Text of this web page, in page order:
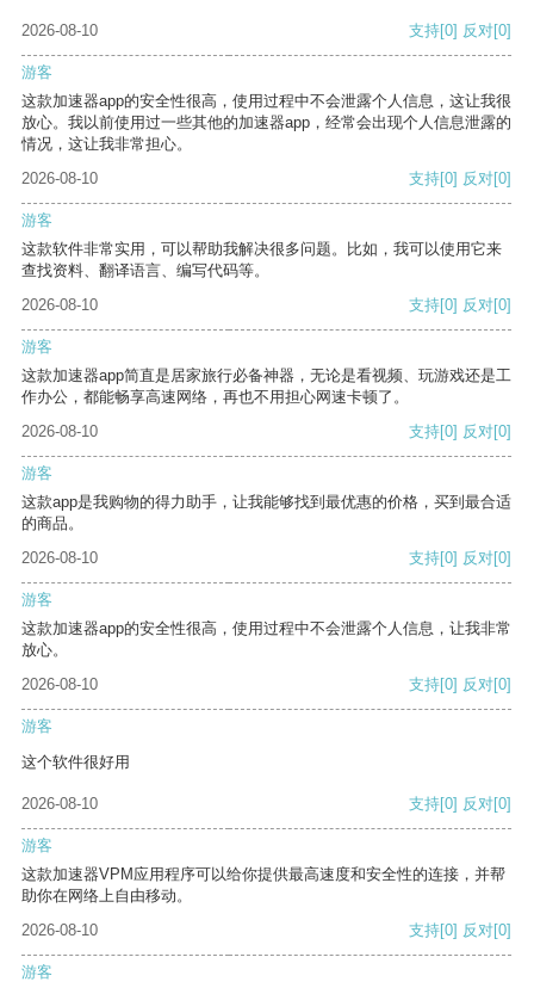
2026-08-10 支持[0] 反对[0]
游客
这款加速器app的安全性很高，使用过程中不会泄露个人信息，这让我很
放心。我以前使用过一些其他的加速器app，经常会出现个人信息泄露的
情况，这让我非常担心。
2026-08-10
支持[0] 反对[0]
游客
这款软件非常实用，可以帮助我解决很多问题。比如，我可以使用它来
查找资料、翻译语言、编写代码等。
2026-08-10
支持[0] 反对[0]
游客
这款加速器app简直是居家旅行必备神器，无论是看视频、玩游戏还是工
作办公，都能畅享高速网络，再也不用担心网速卡顿了。
2026-08-10
支持[0] 反对[0]
游客
这款app是我购物的得力助手，让我能够找到最优惠的价格，买到最合适
的商品。
2026-08-10
支持[0] 反对[0]
游客
这款加速器app的安全性很高，使用过程中不会泄露个人信息，让我非常
放心。
2026-08-10
支持[0] 反对[0]
游客
这个软件很好用
2026-08-10 支持[0] 反对[0]
游客
这款加速器VPM应用程序可以给你提供最高速度和安全性的连接，并帮
助你在网络上自由移动。
2026-08-10
支持[0] 反对[0]
游客